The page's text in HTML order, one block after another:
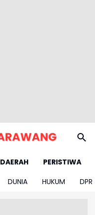
DAERAH
PERISTIWA
DUNIA HUKUM DPR